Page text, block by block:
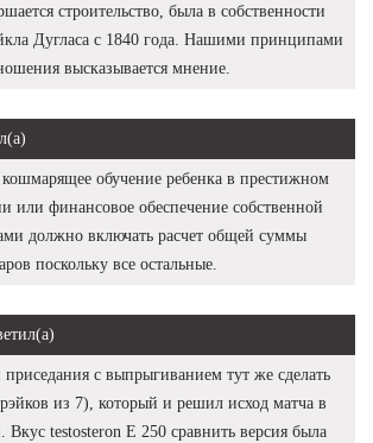
строительство, была в собственности
Дугласа с 1840 года. Нашими принципами
высказывается мнение.
обучение ребенка в престижном
или финансовое обеспечение собственной
должно включать расчет общей суммы
поскольку все остальные.
с выпрыгиванием тут же сделать
из 7), который и решил исход матча в
Вкус testosteron E 250 сравнить версия была